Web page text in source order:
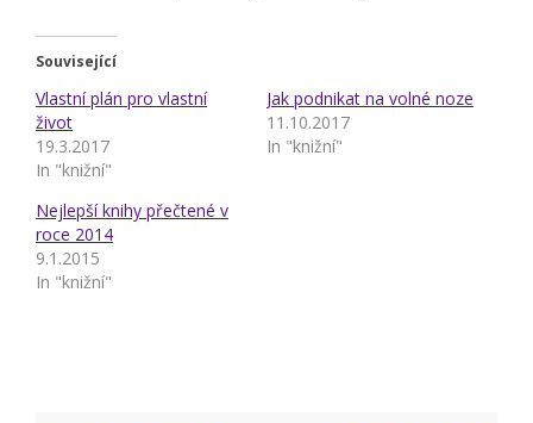
Související
Vlastní plán pro vlastní
život
19.3.2017
In "knižní"
Jak podnikat na volné noze
11.10.2017
In "knižní"
Nejlepší knihy přečtené v
roce 2014
9.1.2015
In "knižní"